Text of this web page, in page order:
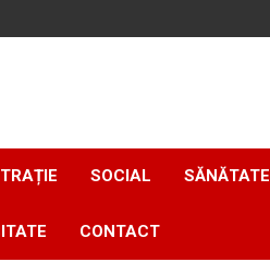
SOCIAL SĂNĂTATE
CONTACT